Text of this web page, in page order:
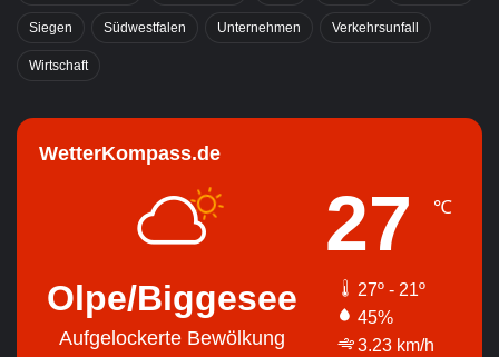
Siegen Südwestfalen Unternehmen Verkehrsunfall
Wirtschaft
WetterKompass.de
Olpe/Biggesee
Aufgelockerte Bewölkung
27 ℃
27º - 21º
45%
3.23 km/h